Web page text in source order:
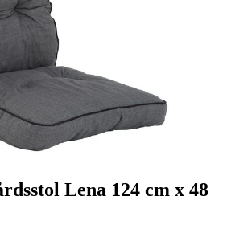
Lena 124 cm x 48